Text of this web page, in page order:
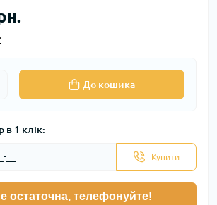
До кошика
в 1 клік:
Купити
остаточна, телефонуйте!